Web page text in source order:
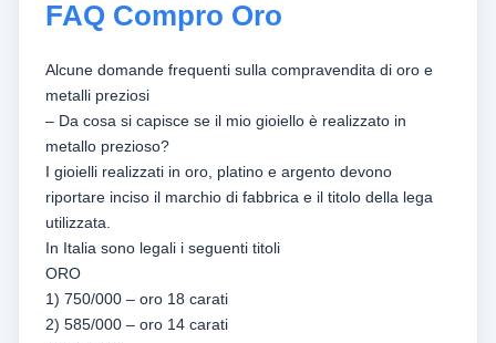
FAQ Compro Oro
Alcune domande frequenti sulla compravendita di oro e
metalli preziosi
– Da cosa si capisce se il mio gioiello è realizzato in
metallo prezioso?
I gioielli realizzati in oro, platino e argento devono
riportare inciso il marchio di fabbrica e il titolo della lega
utilizzata.
In Italia sono legali i seguenti titoli
ORO
1) 750/000 – oro 18 carati
2) 585/000 – oro 14 carati